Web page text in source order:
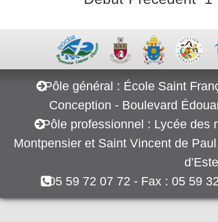
Pôle général : École Saint
Conception - Boulevard
Pôle professionnel : Lycée des
Montpensier et Saint Vincent de
05 59 72 07 72 - Fax : 05 59